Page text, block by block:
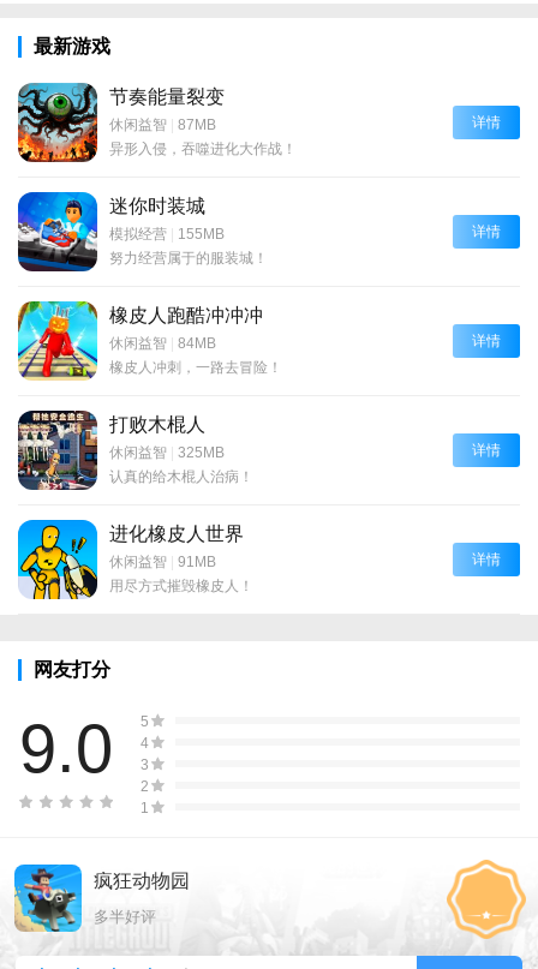
最新游戏
节奏能量裂变
休闲益智 | 87MB
异形入侵，吞噬进化大作战！
详情
迷你时装城
模拟经营 | 155MB
努力经营属于的服装城！
详情
橡皮人跑酷冲冲冲
休闲益智 | 84MB
橡皮人冲刺，一路去冒险！
详情
打败木棍人
休闲益智 | 325MB
认真的给木棍人治病！
详情
进化橡皮人世界
休闲益智 | 91MB
用尽方式摧毁橡皮人！
详情
网友打分
9.0
5
4
3
2
1
疯狂动物园
多半好评